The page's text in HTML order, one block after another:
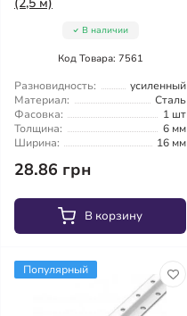
В наличии
Код Товара: 7561
Разновидность:
усиленный
Материал:
Сталь
Фасовка:
1 шт
Толщина:
6 мм
Ширина:
16 мм
28.86 грн
В корзину
Популярный